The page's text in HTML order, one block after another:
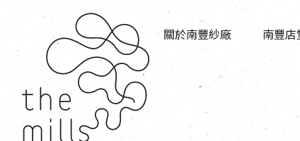
關於南豐紗廠
傳承與歷史
願景
媒體中心
南豐店
商店